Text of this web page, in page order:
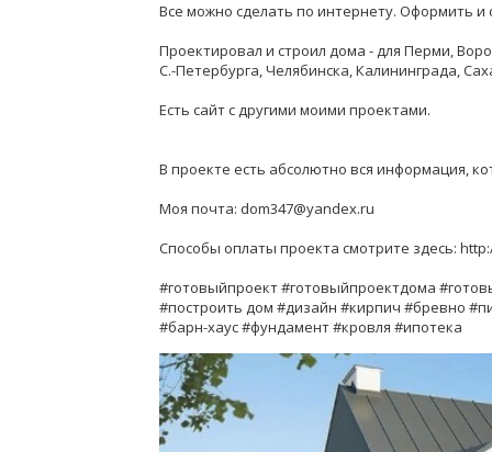
Все можно сделать по интернету. Оформить и
Проектировал и строил дома - для Перми,
С.-Петербурга, Челябинска, Калининграда,
Есть сайт с другими моими проектами.
В проекте есть абсолютно вся информация,
Моя почта: dom347@yandex.ru
Способы оплаты проекта смотрите здесь:
#готовыйпроект #готовыйпроектдома
#построить дом #дизайн #кирпич #бревно
#барн-хаус #фундамент #кровля #ипотека